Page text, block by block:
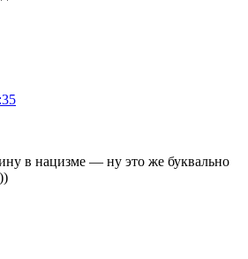
в нацизме — ну это же буквально